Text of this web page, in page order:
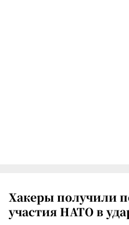
Хакеры получили
участия НАТО в